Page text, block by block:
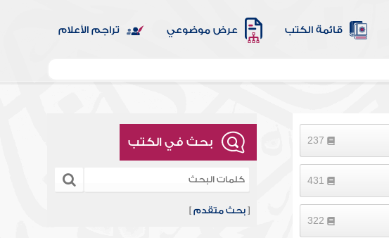
قائمة الكتب عرض موضوعي تراجم الأعلام
بحث في الكتب
[بحث متقدم ]